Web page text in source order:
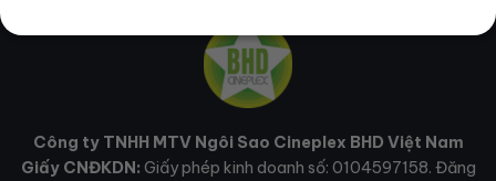
Công ty TNHH MTV Ngôi Sao Cineplex BHD Việt Nam
Giấy CNĐKDN: Giấy phép kinh doanh số: 0104597158. Đăng